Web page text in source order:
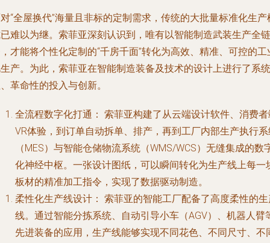
“全屋换代”海量且非标的定制需求，传统的大批量标准化生产
难以为继。索菲亚深刻认识到，唯有以智能制造武装生产全链
才能将个性化定制的“千房千面”转化为高效、精准、可控的工
产。为此，索菲亚在智能制造装备及技术的设计上进行了系统
革命性的投入与创新。
全流程数字化打通： 索菲亚构建了从云端设计软件、消费
VR体验，到订单自动拆单、排产，再到工厂内部生产执行
（MES）与智能仓储物流系统（WMS/WCS）无缝集成的数
化神经中枢。一张设计图纸，可以瞬间转化为生产线上每一
板材的精准加工指令，实现了数据驱动制造。
柔性化生产线设计： 索菲亚的智能工厂配备了高度柔性的
线。通过智能分拣系统、自动引导小车（AGV）、机器人臂
先进装备的应用，生产线能够实现不同花色、不同尺寸、不